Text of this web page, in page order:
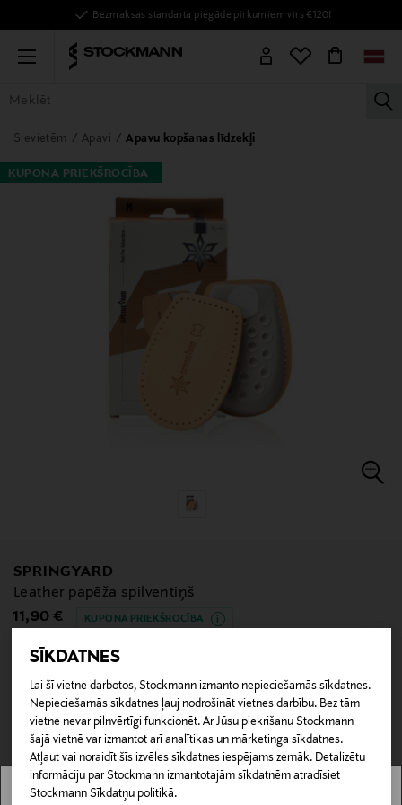
SĪKDATNES
Lai šī vietne darbotos, Stockmann izmanto nepieciešamās sīkdatnes.
Nepieciešamās sīkdatnes ļauj nodrošināt vietnes darbību. Bez tām
vietne nevar pilnvērtīgi funkcionēt. Ar Jūsu piekrišanu Stockmann
šajā vietnē var izmantot arī analītikas un mārketinga sīkdatnes.
Atļaut vai noraidīt šīs izvēles sīkdatnes iespējams zemāk. Detalizētu
informāciju par Stockmann izmantotajām sīkdatnēm atradīsiet
Stockmann Sīkdatņu politikā.
Bezmaksas standarta piegāde pirkumiem virs €120!
Menu
VISAS PRECES SIEVIETĒM VĪRIEŠIEM
Sievietēm Apavi Apavu kopšanas līdzekļi
KUPONA PRIEKŠROCĪBA
SPRINGYARD
Leather papēža spilventiņš
Original Price
11,90 € KUPONA PRIEKŠROCĪBA
Nav pieejams tiešsaistē.
NAV PIEEJAMS
null
null